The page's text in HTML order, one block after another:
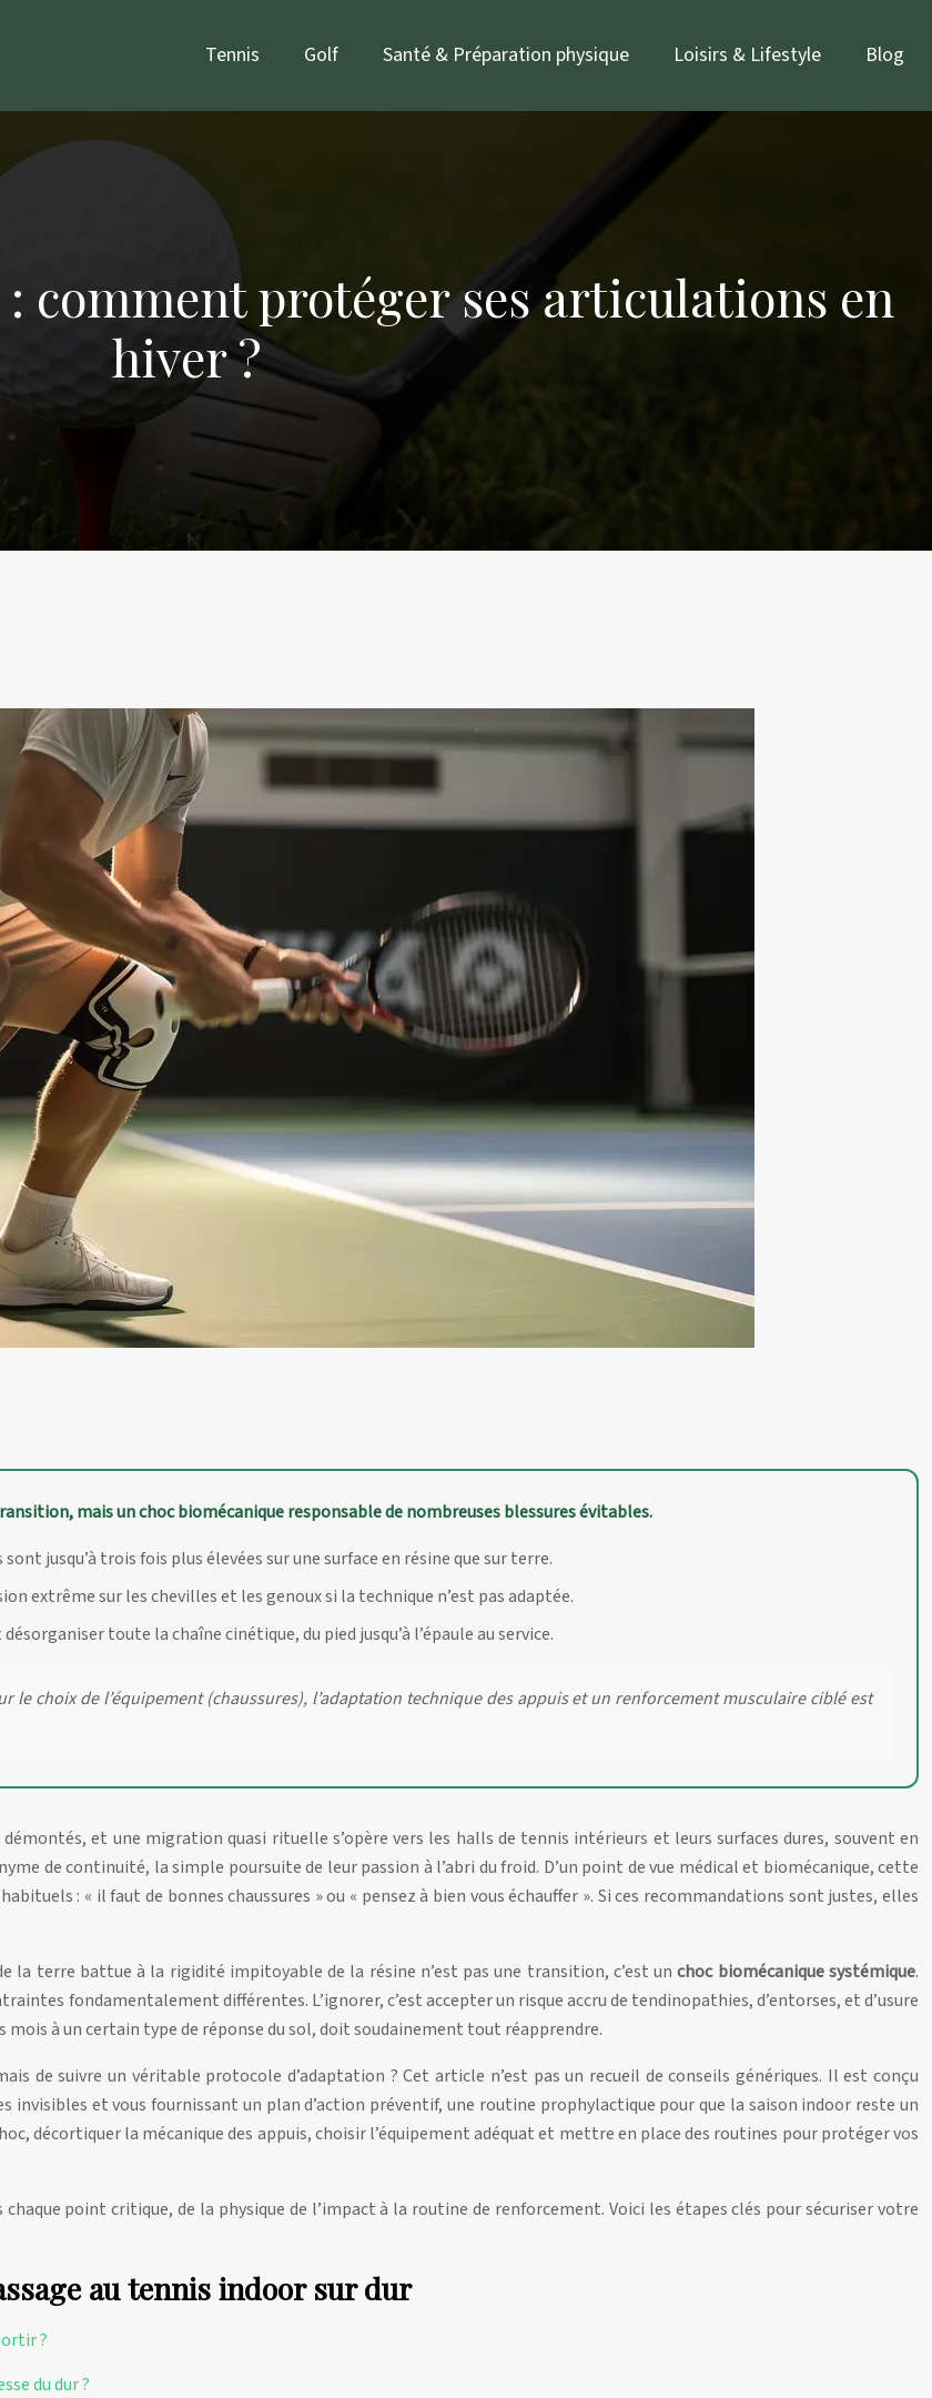
Tennis Golf Santé & Préparation physique Loisirs & Lifestyle Blog
comment protéger ses articulations en
hiver ?
mais un choc biomécanique responsable de nombreuses blessures évitables.
jusqu’à trois fois plus élevées sur une surface en résine que sur terre.
extrême sur les chevilles et les genoux si la technique n’est pas adaptée.
toute la chaîne cinétique, du pied jusqu’à l’épaule au service.
choix de l’équipement (chaussures), l’adaptation technique des appuis et un renforcement musculaire ciblé est
et une migration quasi rituelle s’opère vers les halls de tennis intérieurs et leurs surfaces dures, souvent en
de continuité, la simple poursuite de leur passion à l’abri du froid. D’un point de vue médical et biomécanique, cette
: « il faut de bonnes chaussures » ou « pensez à bien vous échauffer ». Si ces recommandations sont justes, elles
la terre battue à la rigidité impitoyable de la résine n’est pas une transition, c’est unchoc biomécanique systémique.
fondamentalement différentes. L’ignorer, c’est accepter un risque accru de tendinopathies, d’entorses, et d’usure
à un certain type de réponse du sol, doit soudainement tout réapprendre.
de suivre un véritable protocole d’adaptation ? Cet article n’est pas un recueil de conseils génériques. Il est conçu
et vous fournissant un plan d’action préventif, une routine prophylactique pour que la saison indoor reste un
décortiquer la mécanique des appuis, choisir l’équipement adéquat et mettre en place des routines pour protéger vos
point critique, de la physique de l’impact à la routine de renforcement. Voici les étapes clés pour sécuriser votre
au tennis indoor sur dur
?
du dur ?